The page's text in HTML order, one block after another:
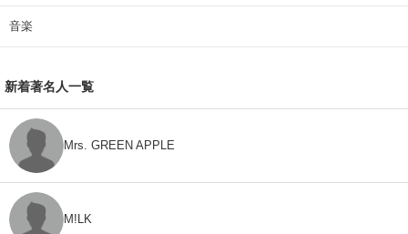
音楽
新着著名人一覧
Mrs. GREEN APPLE
M!LK